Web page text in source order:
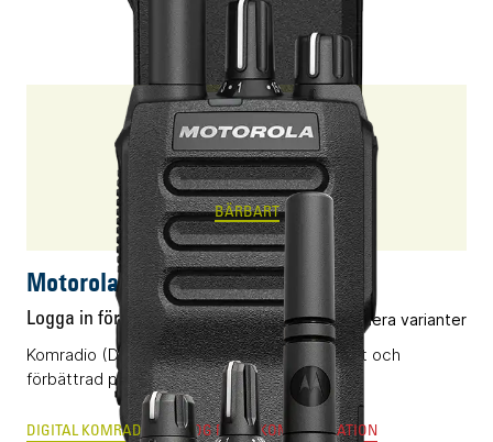
R2
BÄRBART
Motorola R2
Logga in för pris Flera varianter
Komradio (DMR) med beprövad funktionalitet och
förbättrad prestanda i ny kostym.
DIGITAL KOMRADIO ANALOG RADIOKOMMUNIKATION